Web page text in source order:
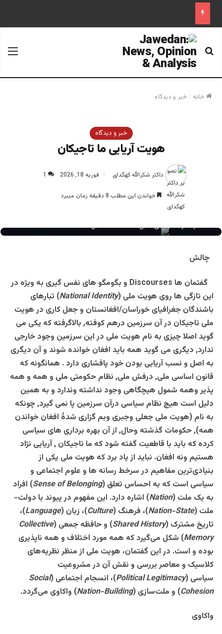
جستجو برای
خانه /خبر و دیدگاه
خبر و دیدگاه
هویت آریایی ما تاجیکان
داکتر شکرالله کهگدای فوریه 18, 2026 1
خواندن این مطلب 8 دقیقه زمان میبرد
دکتر شکرالله کهگدای سابق استاد دانشگاه کابل
چالش
گفتمان ها Discourses و بگومگو های نفس گیری به ویژه در
این تازگی ها روی هویت ملی (
National Identity
) تبارهای
باشندگان جغرافیای خوراسان/افغانستان و جعل کاری در هویت
ملی تاجیکان در آن سرزمین درهم کوفته, بالاگرفته که یکی می
گوید اصلا چیزی به نام هویت ملی در این سرزمین وجود خارجی
ندارد, دیگری می گوید همه باید افغان خوانده شوند و آن دیگری
به اصل و نسب آریایی بودن خود پافشاری دارد . همانگونه که
قانون اساسی ملی, درفش ملی, نظام حکومتی ملی و همه و همه
پذیر وهمه شمول هیچگاهی وجود نداشته وندارد و به همین
دلیل است هیچ نظام سیاسی درآن سرزمین پا نمی گیرد, چونکه
به نام (هویت ملی جعلی وجبری وبم گزاری شدۀ افغان خواندن
همه), حکومات گذشته وحال, از آن بهره برداری های سیاسی
کرده که باید با قاطعیت گفته شود که ما تاجیکان , آریایی نژاد
هستیم ونه افغان. نباید از یاد برد که هویت ملی یکی از
بنیادی‌ترین مفاهیم در سرخط رسانه ها و علوم اجتماعی و
سیاسی است که به احساس تعلق (
Sense of Belonging
) افراد
به یک ملت (
Nation
) اشاره دارد. این مفهوم در پیوند با دولت-
ملت (
Nation-State
)، فرهنگ (
Culture
)، زبان (
Language
)،
تاریخ مشترک (
Shared History
) و حافظه جمعی (
Collective
Memory
) شکل می‌گیرد که همه مورد اختلاف و همه ناپذیری
بوده و است. در این گفتمان، هویت ملی از منظر نظریه‌های
کلاسیک و معاصر بررسی و نقش آن در مشروعیت
سیاسی (
Political Legitimacy
)، انسجام اجتماعی (
Social
Cohesion
) و ملت‌سازی (
Nation-Building
) واکاوی می‌گردد.
واکاوی